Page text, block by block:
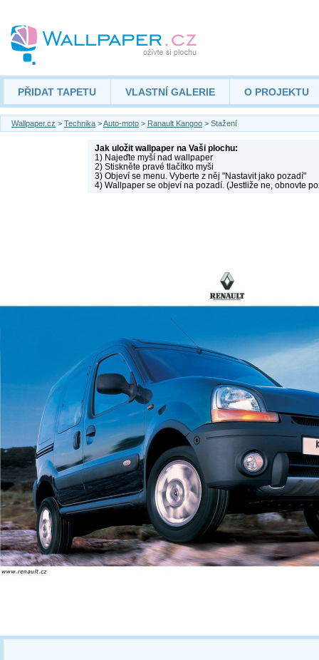
PŘIDAT TAPETU VLASTNÍ GALERIE O PROJEKTU
Wallpaper.cz > Technika >Auto-moto > Ranault Kangoo > Stažení
Jak uložit wallpaper na Vaši plochu:
1) Najeďte myší nad wallpaper
2) Stiskněte pravé tlačítko myši
3) Objeví se menu. Vyberte z něj "Nastavit jako pozadí"
4) Wallpaper se objeví na pozadí. (Jestliže ne, obnovte